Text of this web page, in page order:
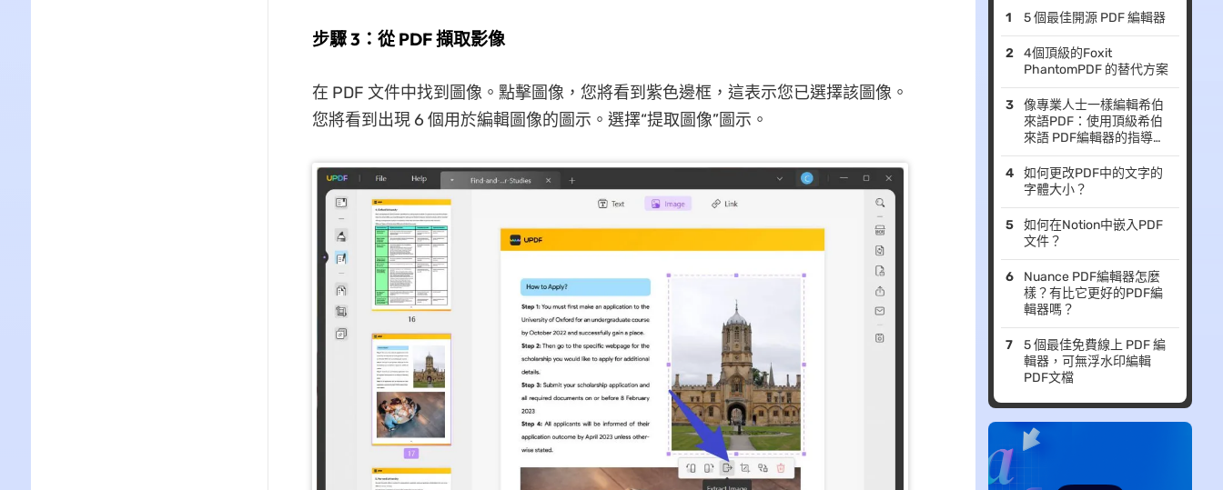
步驟 3：從 PDF 擷取影像
在 PDF 文件中找到圖像。點擊圖像，您將看到紫色邊框，這表示您已選擇該圖像。
您將看到出現 6 個用於編輯圖像的圖示。選擇“提取圖像”圖示。
5 個最佳開源 PDF 編輯器
4個頂級的Foxit
PhantomPDF 的替代方案
像專業人士一樣編輯希伯
來語PDF：使用頂級希伯
來語 PDF編輯器的指導步
驟
如何更改PDF中的文字的
字體大小？
如何在Notion中嵌入PDF
文件？
Nuance PDF編輯器怎麼
樣？有比它更好的PDF編
輯器嗎？
5 個最佳免費線上 PDF 編
輯器，可無浮水印編輯
PDF文檔